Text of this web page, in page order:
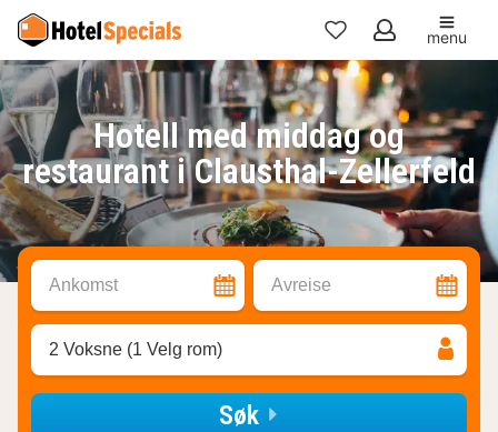
Mine
favoritter
menu
Hotell med middag og
restaurant i Clausthal-Zellerfeld
Ankomst Avreise
2 Voksne (1 Velg rom)
Søk